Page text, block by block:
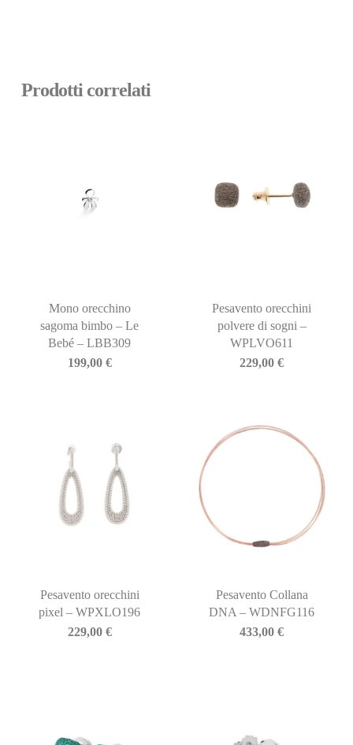
Prodotti correlati
Mono orecchino
sagoma bimbo – Le
Bebé – LBB309
199,00 €
Pesavento orecchini
polvere di sogni –
WPLVO611
229,00€
Pesavento orecchini
pixel – WPXLO196
229,00 €
Pesavento Collana
DNA – WDNFG116
433,00€